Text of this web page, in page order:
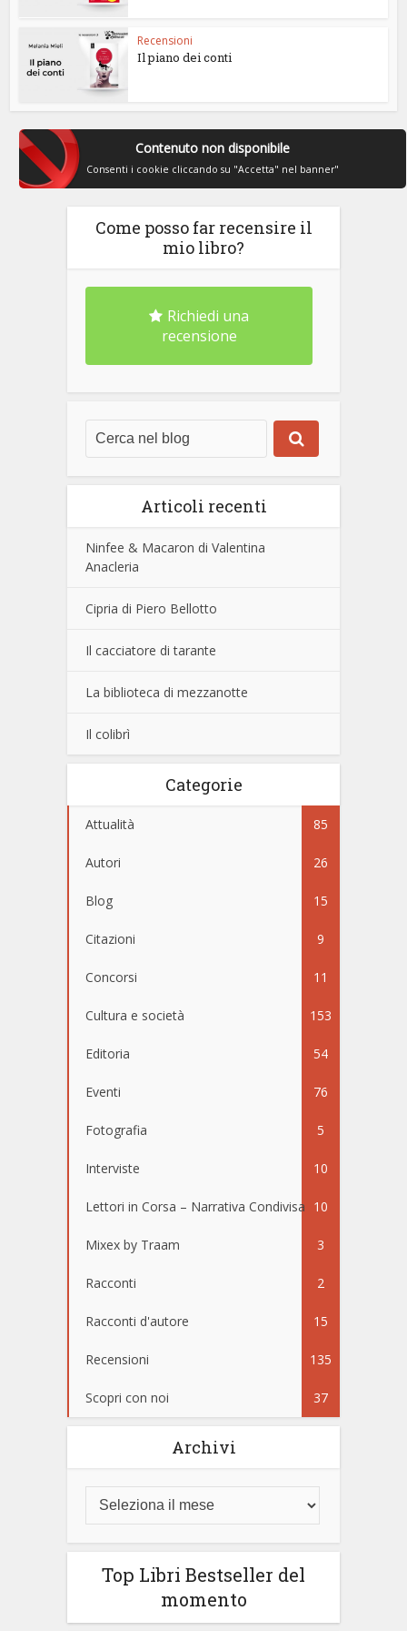
Recensioni
Il piano dei conti
Contenuto non disponibile
Consenti i cookie cliccando su "Accetta" nel banner"
Come posso far recensire il
mio libro?
Richiedi una
recensione
Articoli recenti
Ninfee & Macaron di Valentina
Anacleria
Cipria di Piero Bellotto
Il cacciatore di tarante
La biblioteca di mezzanotte
Il colibrì
Categorie
Attualità 85
Autori 26
Blog 15
Citazioni 9
Concorsi 11
Cultura e società 153
Editoria 54
Eventi 76
Fotografia 5
Interviste 10
Lettori in Corsa – Narrativa Condivisa 10
Mixex by Traam 3
Racconti 2
Racconti d'autore 15
Recensioni 135
Scopri con noi 37
Archivi
Top Libri Bestseller del
momento